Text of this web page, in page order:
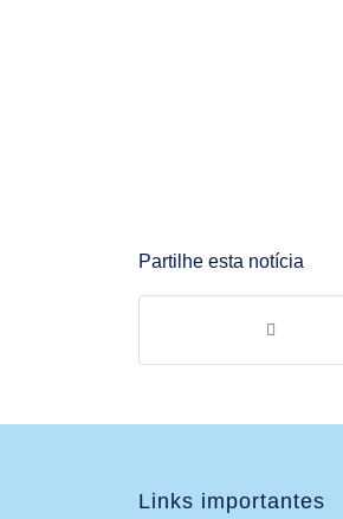
Partilhe esta notícia
Links importantes